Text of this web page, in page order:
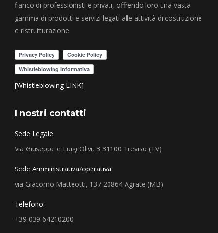
fianco di professionisti e privati, offrendo loro una vasta
gamma di prodotti e servizi legati alle attività di costruzione
o ristrutturazione.
[Whistleblowing LINK]
I nostri contatti
Sede Legale:
Via Giuseppe e Luigi Olivi, 3 31100 Treviso (TV)
Sede Amministrativa/operativa
via Giacomo Matteotti, 137 20864 Agrate (MB)
Telefono:
+39 039 64210200